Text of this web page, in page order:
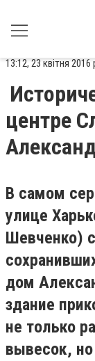
13:12, 23 квітня 2016
центре
В самом
улице
Шевченко)
дом
здание
не только
вывесок,